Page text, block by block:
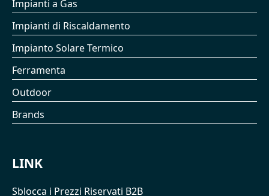
Impianti a Gas
Impianti di Riscaldamento
Impianto Solare Termico
Ferramenta
Outdoor
Brands
LINK
Sblocca i Prezzi Riservati B2B